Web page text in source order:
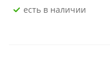
Есть в наличии